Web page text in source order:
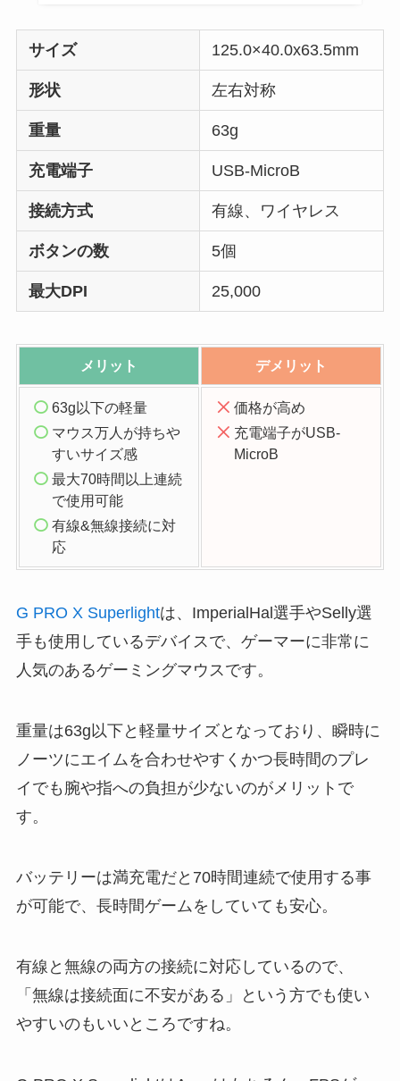
サイズ 125.0×40.0x63.5mm
形状 左右対称
重量 63g
充電端子 USB-MicroB
接続方式 有線、ワイヤレス
ボタンの数 5個
最大DPI 25,000
メリット デメリット
63g以下の軽量
マウス万人が持ちや
すいサイズ感
最大70時間以上連続
で使用可能
有線&無線接続に対
応
価格が高め
充電端子がUSB-
MicroB
G PRO X Superlightは、ImperialHal選手やSelly選
手も使用しているデバイスで、ゲーマーに非常に
人気のあるゲーミングマウスです。
重量は63g以下と軽量サイズとなっており、瞬時に
ノーツにエイムを合わせやすくかつ長時間のプレ
イでも腕や指への負担が少ないのがメリットで
す。
バッテリーは満充電だと70時間連続で使用する事
が可能で、長時間ゲームをしていても安心。
有線と無線の両方の接続に対応しているので、
「無線は接続面に不安がある」という方でも使い
やすいのもいいところですね。